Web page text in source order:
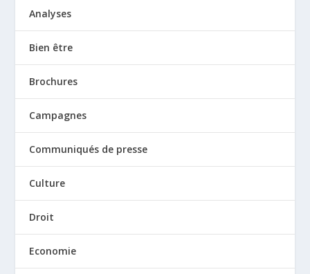
Analyses
Bien être
Brochures
Campagnes
Communiqués de presse
Culture
Droit
Economie